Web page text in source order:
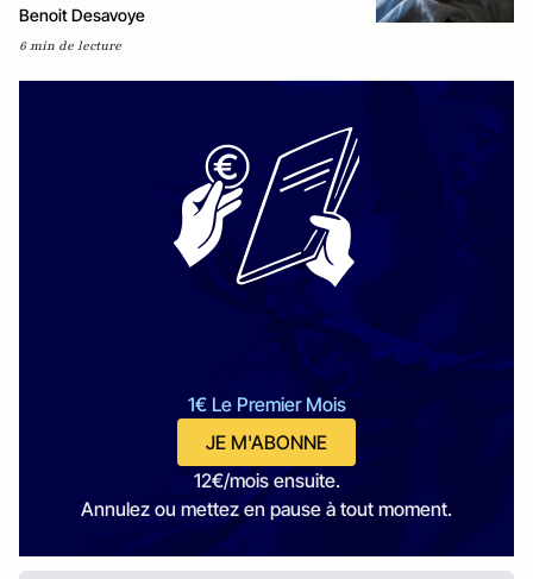
Benoit Desavoye
6 min de lecture
1€ Le Premier Mois
JE M'ABONNE
12€/mois ensuite.
Annulez ou mettez en pause à tout moment.